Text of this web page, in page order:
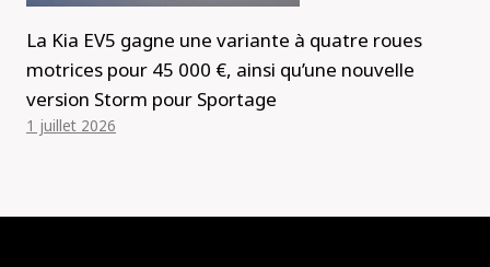
La Kia EV5 gagne une variante à quatre roues
motrices pour 45 000 €, ainsi qu’une nouvelle
version Storm pour Sportage
1 juillet 2026